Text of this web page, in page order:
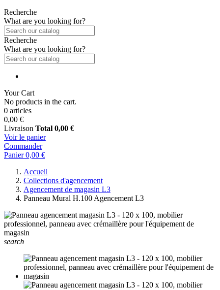
Recherche
What are you looking for?
Recherche
What are you looking for?
Your Cart
No products in the cart.
0 articles
0,00 €
Livraison Total 0,00 €
Voir le panier
Commander
Panier 0,00 €
Accueil
Collections d'agencement
Agencement de magasin L3
Panneau Mural H.100 Agencement L3
search